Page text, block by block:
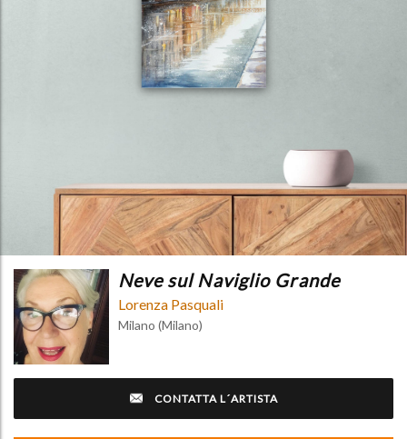
Neve sul Naviglio Grande
Lorenza Pasquali
Milano (Milano)
CONTATTA L´ARTISTA